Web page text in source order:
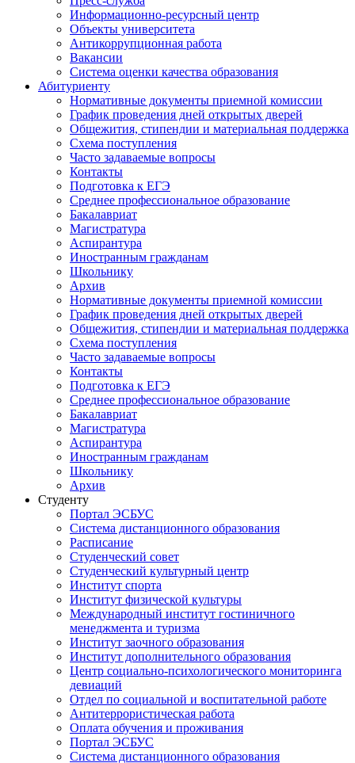
Информационно-ресурсный центр
Объекты университета
Антикоррупционная работа
Вакансии
Система оценки качества образования
Абитуриенту
Нормативные документы приемной комиссии
График проведения дней открытых дверей
Общежития, стипендии и материальная поддержка
Схема поступления
Часто задаваемые вопросы
Контакты
Подготовка к ЕГЭ
Среднее профессиональное образование
Бакалавриат
Магистратура
Аспирантура
Иностранным гражданам
Школьнику
Архив
Нормативные документы приемной комиссии
График проведения дней открытых дверей
Общежития, стипендии и материальная поддержка
Схема поступления
Часто задаваемые вопросы
Контакты
Подготовка к ЕГЭ
Среднее профессиональное образование
Бакалавриат
Магистратура
Аспирантура
Иностранным гражданам
Школьнику
Архив
Студенту
Портал ЭСБУС
Система дистанционного образования
Расписание
Студенческий совет
Студенческий культурный центр
Институт спорта
Институт физической культуры
Международный институт гостиничного
менеджмента и туризма
Институт заочного образования
Институт дополнительного образования
Центр социально-психологического мониторинга
девиаций
Отдел по социальной и воспитательной работе
Антитеррористическая работа
Оплата обучения и проживания
Портал ЭСБУС
Система дистанционного образования